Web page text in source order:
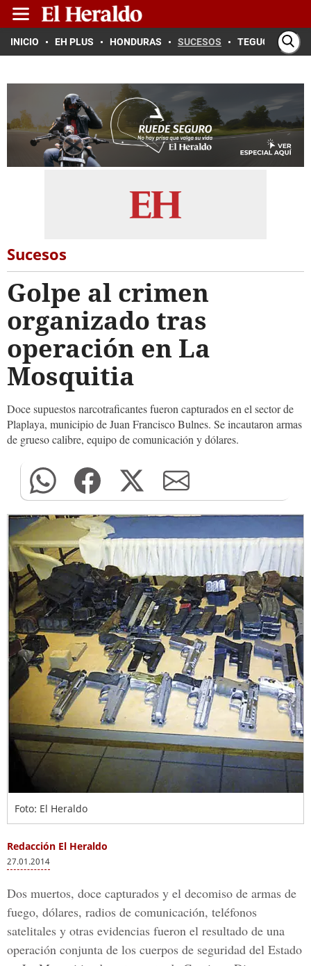
INICIO EH PLUS HONDURAS SUCESOS TEGUCIGALPA
Sucesos
Golpe al crimen
organizado tras
operación en La
Mosquitia
Doce supuestos narcotraficantes fueron capturados en el sector de
Plaplaya, municipio de Juan Francisco Bulnes. Se incautaron armas
de grueso calibre, equipo de comunicación y dólares.
Foto: El Heraldo
Redacción El Heraldo
27.01.2014
Dos muertos, doce capturados y el decomiso de armas de
fuego, dólares, radios de comunicación, teléfonos
satelitales y otras evidencias fueron el resultado de una
operación conjunta de los cuerpos de seguridad del Estado